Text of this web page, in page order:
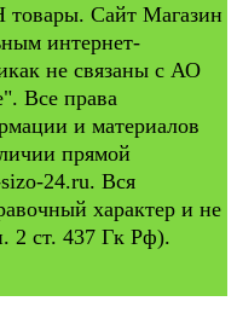
Сайт Магазин
интернет-
не связаны с АО
Все права
и материалов
прямой
24.ru. Вся
характер и не
2 ст. 437 Гк Рф).